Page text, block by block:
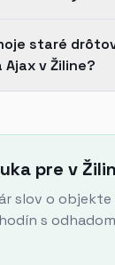
staré
v Žiline?
pre v
slov o objekte
s